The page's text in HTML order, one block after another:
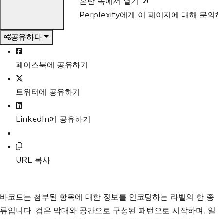
Perplexity에게 이 페이지에 대해 문의
공유하다
페이스북에 공유하기
트위터에 공유하기
LinkedIn에 공유하기
URL 복사
바코드는 첨부된 항목에 대한 정보를 인코딩하는 라벨의 한 종
류입니다. 검은 막대와 공간으로 구성된 패턴으로 시작하며, 일